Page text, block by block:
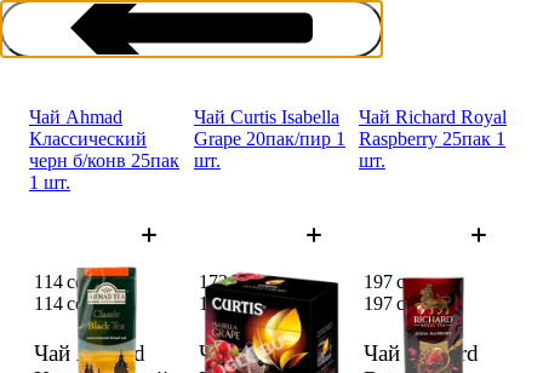
Черный чай в пакетиках
Чай Ahmad
Класси­ческий
черн б/конв 25пак
1 шт.
Чай Ahmad
114 сом
114 сом
Чай Curtis Isabella
Grape 20пак/пир 1
шт.
Чай Curtis
173 сом
173 сом
Чай Richard Royal
Raspberry 25пак 1
шт.
Чай Richard
197 сом
197 сом